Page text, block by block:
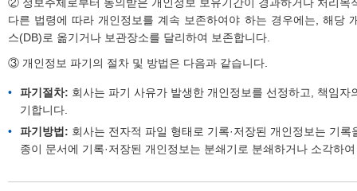
다른 법령에 따라 개인정보를 계속 보존하여야 하는 경우에는, 해당
스(DB)로 옮기거나 보관장소를 달리하여 보존합니다.
③ 개인정보 파기의 절차 및 방법은 다음과 같습니다.
파기절차: 회사는 파기 사유가 발생한 개인정보를 선정하고, 책임자
기합니다.
파기방법: 회사는 전자적 파일 형태로 기록·저장된 개인정보는 기
종이 문서에 기록·저장된 개인정보는 분쇄기로 분쇄하거나 소각하